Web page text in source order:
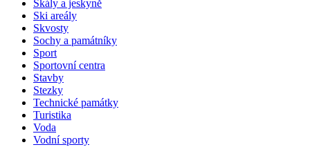
Skály a jeskyně
Ski areály
Skvosty
Sochy a památníky
Sport
Sportovní centra
Stavby
Stezky
Technické památky
Turistika
Voda
Vodní sporty